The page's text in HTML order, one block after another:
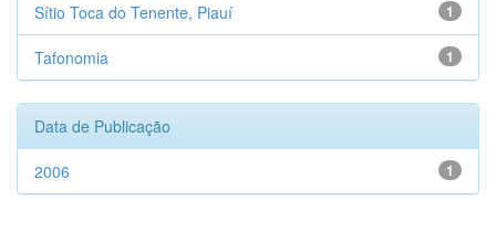
1
Sítio Toca do Tenente, Piauí
1
Tafonomia
Data de Publicação
1
2006